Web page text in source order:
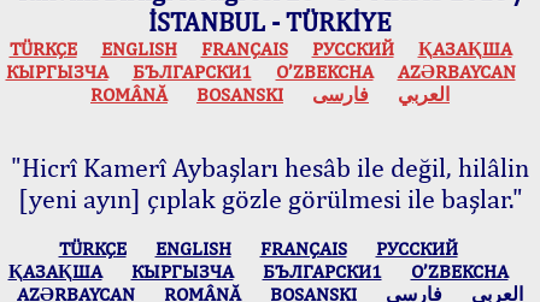
İSTANBUL - TÜRKİYE
TÜRKÇE ENGLISH FRANÇAIS РУССКИЙ
ҚАЗАҚША
КЫPГЫЗЧA
БЪЛГАРСКИ1 O’ZBEKCHA
AZӘRBAYCAN
ROMÂNĂ
BOSANSKI العربي فارسی
"Hicrî Kamerî Aybaşları hesâb ile değil, hilâlin
[yeni ayın] çıplak gözle görülmesi ile başlar."
TÜRKÇE ENGLISH FRANÇAIS
РУССКИЙ
ҚАЗАҚША
КЫPГЫЗЧA БЪЛГАРСКИ1
O’ZBEKCHA
AZӘRBAYCAN
ROMÂNĂ BOSANSKI العربي فارسی